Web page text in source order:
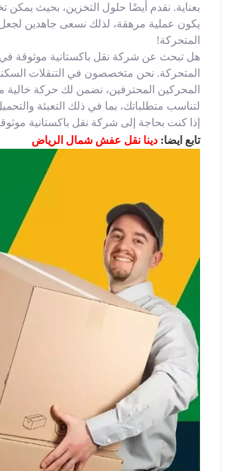
بعناية. نقدم أيضًا حلول التخزين، بحيث يمكن
يكون عملية مرهقة، لذلك نسعى جاهدين لجعل
المتحركة!
هل تبحث عن شركة نقل باكستانية موثوقة في
المتحركة. نحن متخصصون في التنقلات
المحركين المحترفين، نضمن لك حركة
لتناسب متطلباتك، بما في ذلك التعبئة
إذا كنت بحاجة إلى شركة نقل باكستانية
تابع ايضا: دينا نقل عفش شمال الرياض